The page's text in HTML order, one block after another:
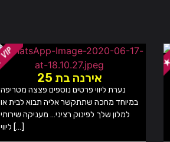
אירנה בת 25
נערת ליווי פרטים נוספים פצצה מטריפה
במיוחד מחכה שתתקשר אליה תבוא לבית או
למלון שלך לפינוק רציני… מעניקה שירותי
ליווי […]